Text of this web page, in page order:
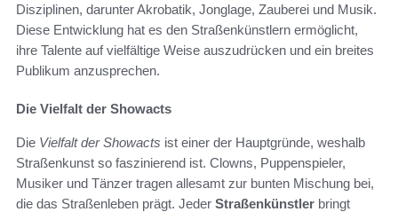
Disziplinen, darunter Akrobatik, Jonglage, Zauberei und Musik.
Diese Entwicklung hat es den Straßenkünstlern ermöglicht,
ihre Talente auf vielfältige Weise auszudrücken und ein breites
Publikum anzusprechen.
Die Vielfalt der Showacts
Die Vielfalt der Showacts ist einer der Hauptgründe, weshalb
Straßenkunst so faszinierend ist. Clowns, Puppenspieler,
Musiker und Tänzer tragen allesamt zur bunten Mischung bei,
die das Straßenleben prägt. Jeder Straßenkünstler bringt